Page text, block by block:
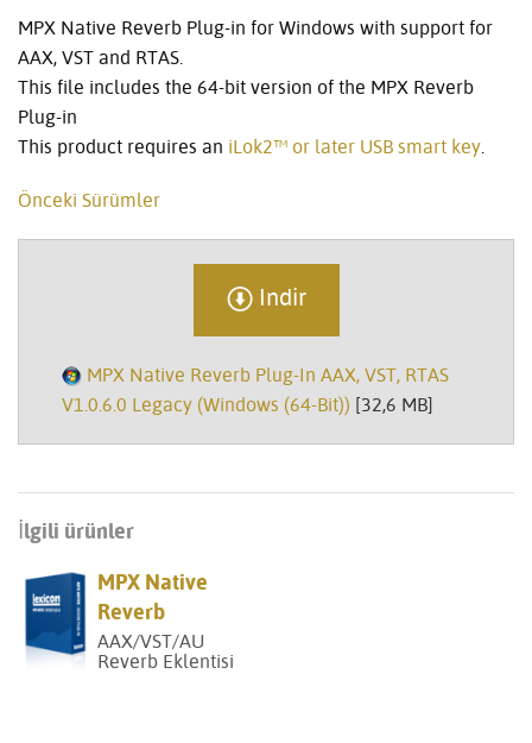
eğitim
Dil/Bölge
MPX Native Reverb Plug-in for Windows with support for
AAX, VST and RTAS.
This file includes the 64-bit version of the MPX Reverb
Plug-in
This product requires an iLok2™ or later USB smart key.
Önceki Sürümler
Indir
MPX Native Reverb Plug-In AAX, VST, RTAS
V1.0.6.0 Legacy (Windows (64-Bit)) [32,6 MB]
İlgili ürünler
MPX Native
Reverb
AAX/VST/AU
Reverb Eklentisi